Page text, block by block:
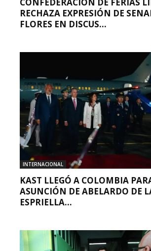
RECHAZA EXPRESIÓN DE
FLORES EN DISCUS...
INTERNACIONAL
KAST LLEGÓ A COLOMBIA
ASUNCIÓN DE ABELARDO DE
ESPRIELLA...